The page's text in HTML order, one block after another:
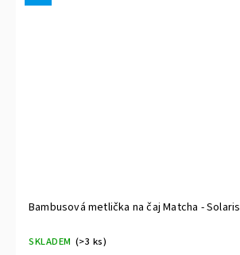
Bambusová metlička na čaj Matcha - Solaris
SKLADEM (>3 ks)